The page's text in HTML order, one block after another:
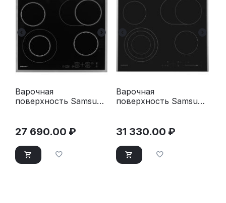
Варочная
поверхность Samsung
27 690.00 ₽
Варочная
поверхность Samsung
31 330.00 ₽